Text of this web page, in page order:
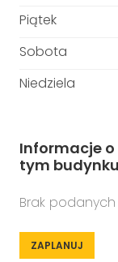
Piątek
Sobota
Niedziela
Informacje o
tym budynku
Brak
ZAPLANUJ